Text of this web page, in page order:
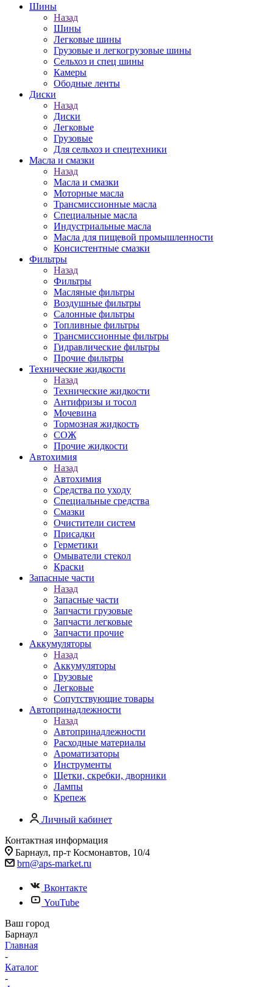
Шины
Назад
Шины
Легковые шины
Грузовые и легкогрузовые шины
Сельхоз и спец шины
Камеры
Ободные ленты
Диски
Назад
Диски
Легковые
Грузовые
Для сельхоз и спецтехники
Масла и смазки
Назад
Масла и смазки
Моторные масла
Трансмиссионные масла
Специальные масла
Индустриальные масла
Масла для пищевой промышленности
Консистентные смазки
Фильтры
Назад
Фильтры
Масляные фильтры
Воздушные фильтры
Салонные фильтры
Топливные фильтры
Трансмиссионные фильтры
Гидравлические фильтры
Прочие фильтры
Технические жидкости
Назад
Технические жидкости
Антифризы и тосол
Мочевина
Тормозная жидкость
СОЖ
Прочие жидкости
Автохимия
Назад
Автохимия
Средства по уходу
Специальные средства
Смазки
Очистители систем
Присадки
Герметики
Омыватели стекол
Краски
Запасные части
Назад
Запасные части
Запчасти грузовые
Запчасти легковые
Запчасти прочие
Аккумуляторы
Назад
Аккумуляторы
Грузовые
Легковые
Сопутствующие товары
Автопринадлежности
Назад
Автопринадлежности
Расходные материалы
Ароматизаторы
Инструменты
Щетки, скребки, дворники
Лампы
Крепеж
Личный кабинет
Контактная информация
Барнаул, пр-т Космонавтов, 10/4
brn@aps-market.ru
Вконтакте
YouTube
Ваш город
Барнаул
Главная
-
Каталог
-